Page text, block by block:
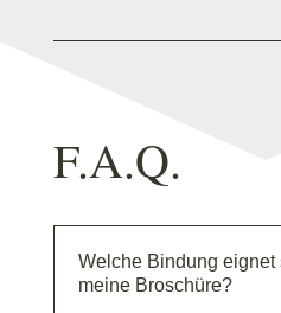
F.A.Q.
Welche Bindung eignet
meine Broschüre?